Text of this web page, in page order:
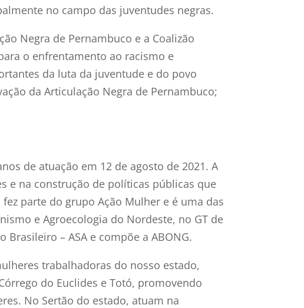
no campo das juventudes negras.
Negra de Pernambuco e a Coalizão
o enfrentamento ao racismo e
da luta da juventude e do povo
da Articulação Negra de Pernambuco;
de atuação em 12 de agosto de 2021. A
e na construção de políticas públicas que
parte do grupo Ação Mulher e é uma das
e Agroecologia do Nordeste, no GT de
– ASA e compõe a ABONG.
trabalhadoras do nosso estado,
do Euclides e Totó, promovendo
No Sertão do estado, atuam na